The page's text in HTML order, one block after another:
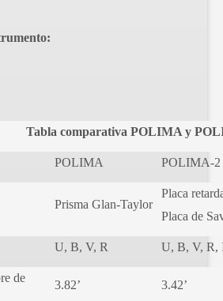
Tabla comparativa POLIMA y
POLIMA POLIMA-2
Prisma Glan-Taylor
Placa
Placa de
U, B, V, R U, B, V, R,
de
3.82’ 3.42’